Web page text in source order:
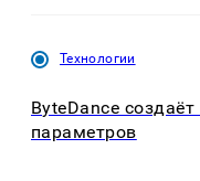
Технологии
ByteDance
параметров